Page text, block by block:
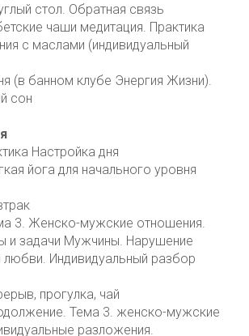
стол. Обратная связь
чаши медитация. Практика
с маслами (индивидуальный
(в банном клубе Энергия Жизни).
сон
Настройка дня
йога для начального уровня
3. Женско-мужские отношения.
и задачи Мужчины. Нарушение
любви. Индивидуальный разбор
прогулка, чай
Тема 3. женско-мужские
разложения.